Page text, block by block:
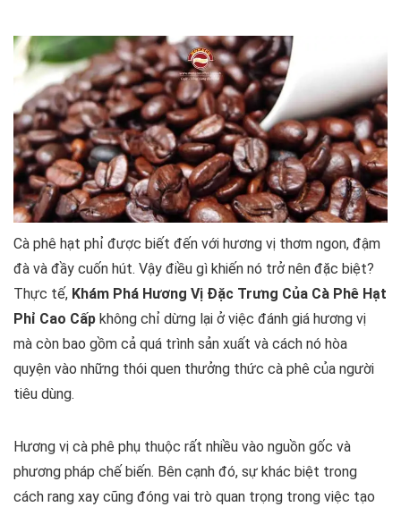
Cà phê hạt phỉ được biết đến với hương vị thơm ngon, đậm
đà và đầy cuốn hút. Vậy điều gì khiến nó trở nên đặc biệt?
Thực tế, Khám Phá Hương Vị Đặc Trưng Của Cà Phê Hạt
Phỉ Cao Cấp không chỉ dừng lại ở việc đánh giá hương vị
mà còn bao gồm cả quá trình sản xuất và cách nó hòa
quyện vào những thói quen thưởng thức cà phê của người
tiêu dùng.
Hương vị cà phê phụ thuộc rất nhiều vào nguồn gốc và
phương pháp chế biến. Bên cạnh đó, sự khác biệt trong
cách rang xay cũng đóng vai trò quan trọng trong việc tạo